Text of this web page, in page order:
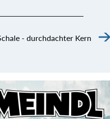
- durchdachter Kern